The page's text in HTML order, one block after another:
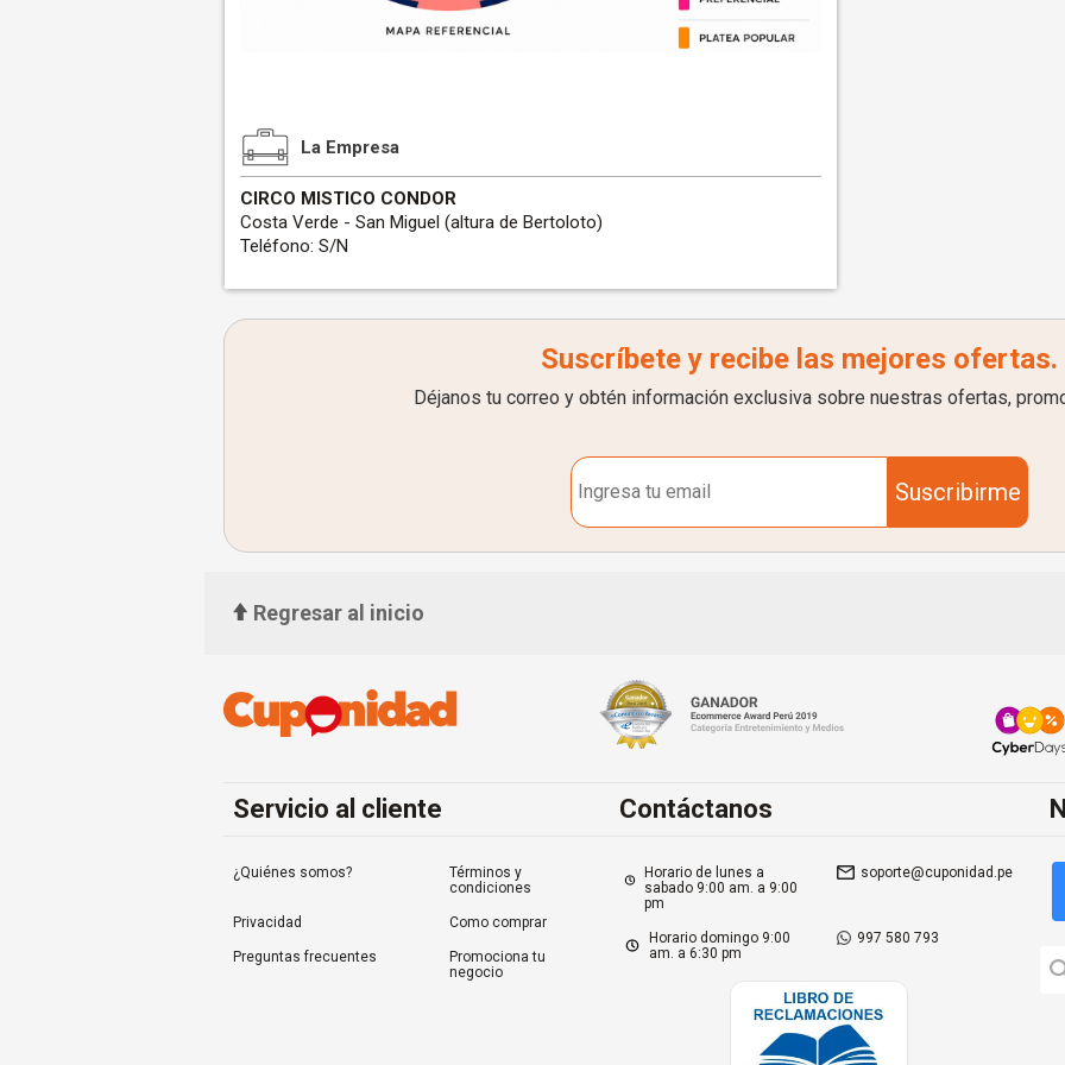
La Empresa
CIRCO MISTICO CONDOR
Costa Verde - San Miguel (altura de Bertoloto)
Teléfono: S/N
Suscríbete y recibe las mejores ofertas.
Déjanos tu correo y obtén información exclusiva sobre nuestras ofertas,
Suscribirme
Regresar al inicio
Servicio al cliente
¿Quiénes somos?
Términos y
condiciones
Privacidad Como comprar
Preguntas frecuentes
Promociona tu
negocio
Contáctanos
Horario de lunes a
sabado 9:00 am. a 9:00
pm
soporte@cuponidad.pe
Horario domingo 9:00
am. a 6:30 pm
997 580 793